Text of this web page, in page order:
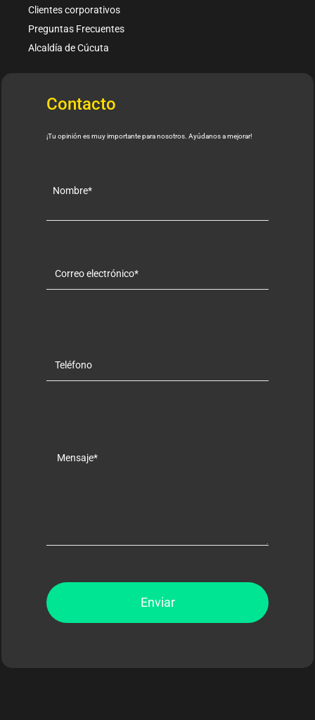
Clientes corporativos
Preguntas Frecuentes
Alcaldía de Cúcuta
Contacto
¡Tu opinión es muy importante para nosotros. Ayúdanos a mejorar!
Enviar